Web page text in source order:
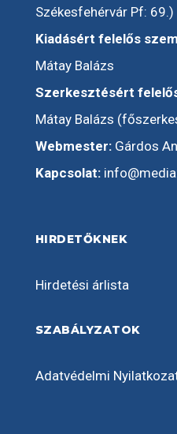
Székesfehérvár Pf: 69.)
Kiadásért felelős
Mátay Balázs
Szerkesztésért
Mátay Balázs
Webmester:Gárdos
Kapcsolat:
HIRDETŐKNEK
Hirdetési árlista
SZABÁLYZATOK
Adatvédelmi